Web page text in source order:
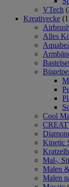
VTech
Kreativecke
Airbrush
Alles
Cool
Kinetic
Mal-,
Malen
Malen